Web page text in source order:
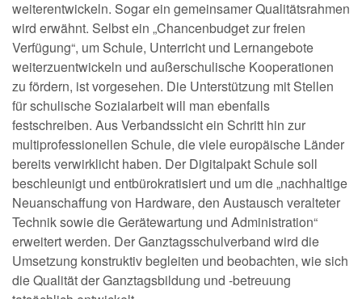
weiterentwickeln. Sogar ein gemeinsamer Qualitätsrahmen
wird erwähnt. Selbst ein „Chancenbudget zur freien
Verfügung“, um Schule, Unterricht und Lernangebote
weiterzuentwickeln und außerschulische Kooperationen
zu fördern, ist vorgesehen. Die Unterstützung mit Stellen
für schulische Sozialarbeit will man ebenfalls
festschreiben. Aus Verbandssicht ein Schritt hin zur
multiprofessionellen Schule, die viele europäische Länder
bereits verwirklicht haben. Der Digitalpakt Schule soll
beschleunigt und entbürokratisiert und um die „nachhaltige
Neuanschaffung von Hardware, den Austausch veralteter
Technik sowie die Gerätewartung und Administration“
erweitert werden. Der Ganztagsschulverband wird die
Umsetzung konstruktiv begleiten und beobachten, wie sich
die Qualität der Ganztagsbildung und -betreuung